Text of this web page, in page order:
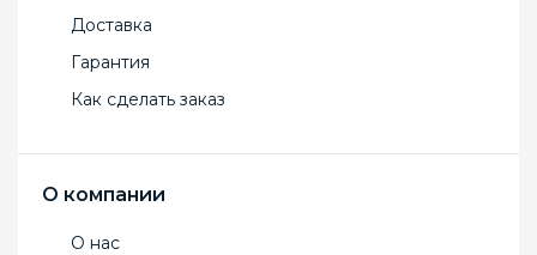
Доставка
Гарантия
Как сделать заказ
О компании
О нас